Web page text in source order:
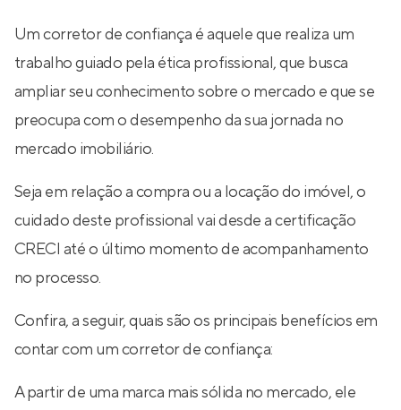
Um corretor de confiança é aquele que realiza um
trabalho guiado pela ética profissional, que busca
ampliar seu conhecimento sobre o mercado e que se
preocupa com o desempenho da sua jornada no
mercado imobiliário.
Seja em relação a compra ou a locação do imóvel, o
cuidado deste profissional vai desde a certificação
CRECI até o último momento de acompanhamento
no processo.
Confira, a seguir, quais são os principais benefícios em
contar com um corretor de confiança:
A partir de uma marca mais sólida no mercado, ele